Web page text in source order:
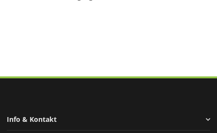
Info & Kontakt